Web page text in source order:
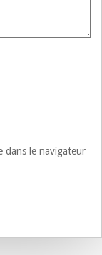
dans le navigateur